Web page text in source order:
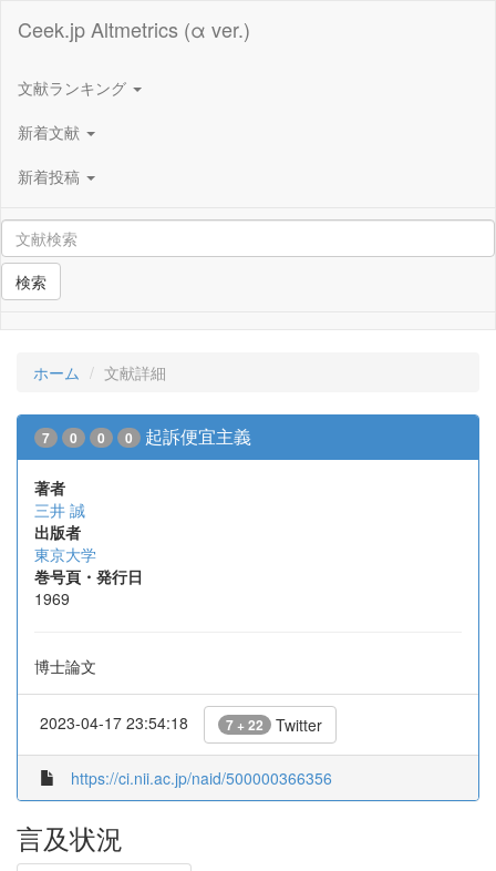
Ceek.jp Altmetrics (α ver.)
文献ランキング
新着文献
新着投稿
検索
ホーム 文献詳細
7 0 0 0 起訴便宜主義
著者
三井 誠
出版者
東京大学
巻号頁・発行日
1969
博士論文
2023-04-17 23:54:18 7 + 22 Twitter
https://ci.nii.ac.jp/naid/500000366356
言及状況